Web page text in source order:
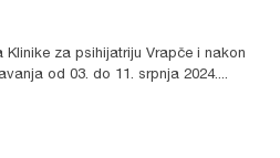
od 03. do 11. srpnja 2024....